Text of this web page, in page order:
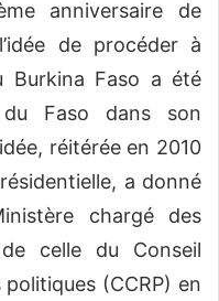
anniversaire de
de procéder à
Burkina Faso a été
Faso dans son
réitérée en 2010
a donné
chargé des
celle du Conseil
(CCRP) en